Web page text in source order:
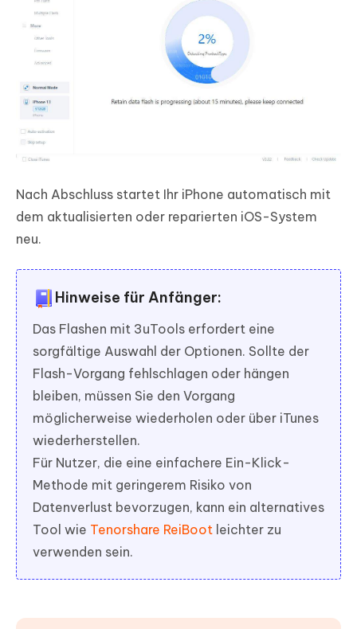
Nach Abschluss startet Ihr iPhone automatisch mit
dem aktualisierten oder reparierten iOS-System
neu.
Hinweise für Anfänger:
Das Flashen mit 3uTools erfordert eine
sorgfältige Auswahl der Optionen. Sollte der
Flash-Vorgang fehlschlagen oder hängen
bleiben, müssen Sie den Vorgang
möglicherweise wiederholen oder über iTunes
wiederherstellen.
Für Nutzer, die eine einfachere Ein-Klick-
Methode mit geringerem Risiko von
Datenverlust bevorzugen, kann ein alternatives
Tool wie Tenorshare ReiBoot leichter zu
verwenden sein.